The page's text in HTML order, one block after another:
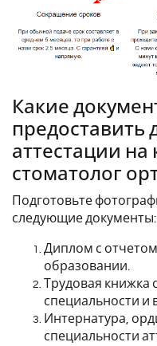
Какие
предоставить
аттестации на
стоматолог
Подготовьте
следующие документы:
Диплом с
образовании.
Трудовая книжка
специальности и
Интернатура,
специальности